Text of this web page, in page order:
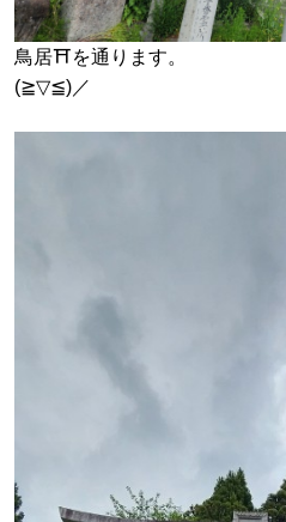
鳥居⛩️を通ります。
(≧▽≦)／